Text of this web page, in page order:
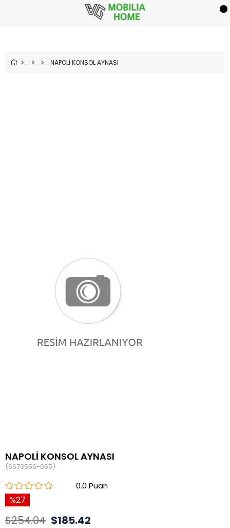
NAPOLİ KONSOL AYNASI
NAPOLİ KONSOL AYNASI
(6673556-065)
0.0
27
$254.04 $185.42